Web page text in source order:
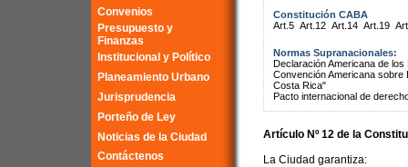
Convenios
Presupuesto y
Finanzas
Institucional y Político
Planeamiento Urbano
Jurisprudencia
Porteño de Ley
Noticias de la Ciudad
Contáctenos
Constitución CABA
Art.5 Art.12 Art.14 Art.19
Normas Supranacionales:
Declaración Americana de
Convención Americana
Costa Rica"
Pacto internacional de
Artículo Nº 12 de la
La Ciudad garantiza: